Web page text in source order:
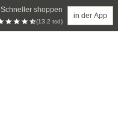
Schneller shoppen
(13.2 tsd)
in der App